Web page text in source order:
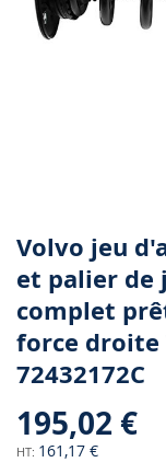
Skip
to
the
beginning
the
images
Volvo jeu
et palier de
complet
force droite
72432172C
195,02 €
161,17 €